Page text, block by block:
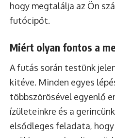
hogy megtalálja az Ön
futócipőt.
Miért olyan fontos a
A futás során testünk
kitéve. Minden egyes
többszörösével egyenlő
ízületeinkre és a
elsődleges feladata,